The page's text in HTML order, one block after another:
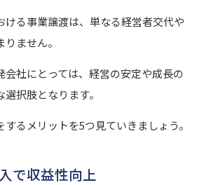
ける事業譲渡は、単なる経営者交代や
ません。
会社にとっては、経営の安定や成長の
択肢となります。
るメリットを5つ見ていきましょう。
で収益性向上